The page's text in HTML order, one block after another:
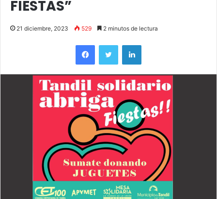
FIESTAS”
21 diciembre, 2023 529 2 minutos de lectura